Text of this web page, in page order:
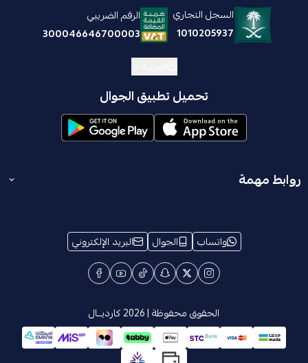
روابط مهمة
الشروط والأحكام
معلومات الإسترجاع والإستبدال
من نحن
ترخيص تخفيضات
السجل التجاري
1010205937
الرقم الضريبي
300046646700003
تحميل تطبيق الجوال
واتساب الجوال البريد الإلكتروني
الحقوق محفوظة | 2026 كارديــال